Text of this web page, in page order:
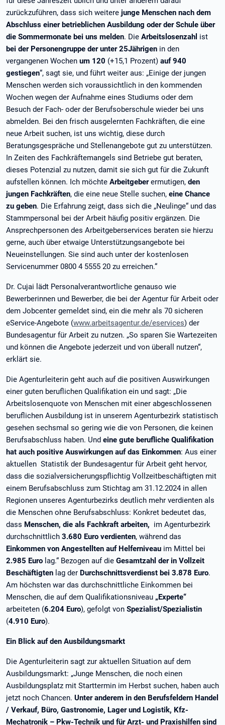
zurückzuführen, dass sich weitere junge Menschen nach dem
Abschluss einer betrieblichen Ausbildung oder der Schule über
die Sommermonate bei uns melden. Die Arbeitslosenzahl ist
bei der Personengruppe der unter 25Jährigen in den
vergangenen Wochen um 120 (+15,1 Prozent) auf 940
gestiegen“, sagt sie, und führt weiter aus: „Einige der jungen
Menschen werden sich voraussichtlich in den kommenden
Wochen wegen der Aufnahme eines Studiums oder dem
Besuch der Fach- oder der Berufsoberschule wieder bei uns
abmelden. Bei den frisch ausgelernten Fachkräften, die eine
neue Arbeit suchen, ist uns wichtig, diese durch
Beratungsgespräche und Stellenangebote gut zu unterstützen.
In Zeiten des Fachkräftemangels sind Betriebe gut beraten,
dieses Potenzial zu nutzen, damit sie sich gut für die Zukunft
aufstellen können. Ich möchte Arbeitgeberermutigen, den
jungen Fachkräften, die eine neue Stelle suchen, eine Chance
zu geben. Die Erfahrung zeigt, dass sich die „Neulinge“ und das
Stammpersonal bei der Arbeit häufig positiv ergänzen. Die
Ansprechpersonen des Arbeitgeberservices beraten sie hierzu
gerne, auch über etwaige Unterstützungsangebote bei
Neueinstellungen. Sie sind auch unter der kostenlosen
Servicenummer 0800 4 5555 20 zu erreichen.“
Dr. Cujai lädt Personalverantwortliche genauso wie
Bewerberinnen und Bewerber, die bei der Agentur für Arbeit oder
dem Jobcenter gemeldet sind, ein die mehr als 70 sicheren
eService-Angebote (www.arbeitsagentur.de/eservices) der
Bundesagentur für Arbeit zu nutzen. „So sparen Sie Wartezeiten
und können die Angebote jederzeit und von überall nutzen“,
erklärt sie.
Die Agenturleiterin geht auch auf die positiven Auswirkungen
einer guten beruflichen Qualifikation ein und sagt: „Die
Arbeitslosenquote von Menschen mit einer abgeschlossenen
beruflichen Ausbildung ist in unserem Agenturbezirk statistisch
gesehen sechsmal so gering wie die von Personen, die keinen
Berufsabschluss haben. Und eine gute berufliche Qualifikation
hat auch positive Auswirkungen auf das Einkommen: Aus einer
aktuellen Statistik der Bundesagentur für Arbeit geht hervor,
dass die sozialversicherungspflichtig Vollzeitbeschäftigten mit
einem Berufsabschluss zum Stichtag am 31.12.2024 in allen
Regionen unseres Agenturbezirks deutlich mehr verdienten als
die Menschen ohne Berufsabschluss: Konkret bedeutet das,
dass Menschen, die als Fachkraft arbeiten, im Agenturbezirk
durchschnittlich 3.680 Euro verdienten, während das
Einkommen von Angestellten auf Helferniveau im Mittel bei
2.985 Euro lag.“ Bezogen auf die Gesamtzahl der in Vollzeit
Beschäftigten lag der Durchschnittsverdienst bei 3.878 Euro.
Am höchsten war das durchschnittliche Einkommen bei
Menschen, die auf dem Qualifikationsniveau „Experte“
arbeiteten (6.204 Euro), gefolgt von Spezialist/Spezialistin
(4.910 Euro).
Ein Blick auf den Ausbildungsmarkt
Die Agenturleiterin sagt zur aktuellen Situation auf dem
Ausbildungsmarkt: „Junge Menschen, die noch einen
Ausbildungsplatz mit Starttermin im Herbst suchen, haben auch
jetzt noch Chancen. Unter anderem in den Berufsfeldern Handel
/ Verkauf, Büro, Gastronomie, Lager und Logistik, Kfz-
Mechatronik – Pkw-Technik und für Arzt- und Praxishilfen sind